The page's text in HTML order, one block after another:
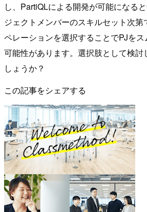
し、PartiQLによる開発が可能になる
ジェクトメンバーのスキルセット次
ペレーションを選択することでPJを
可能性があります。選択肢として検
しょうか？
この記事をシェアする